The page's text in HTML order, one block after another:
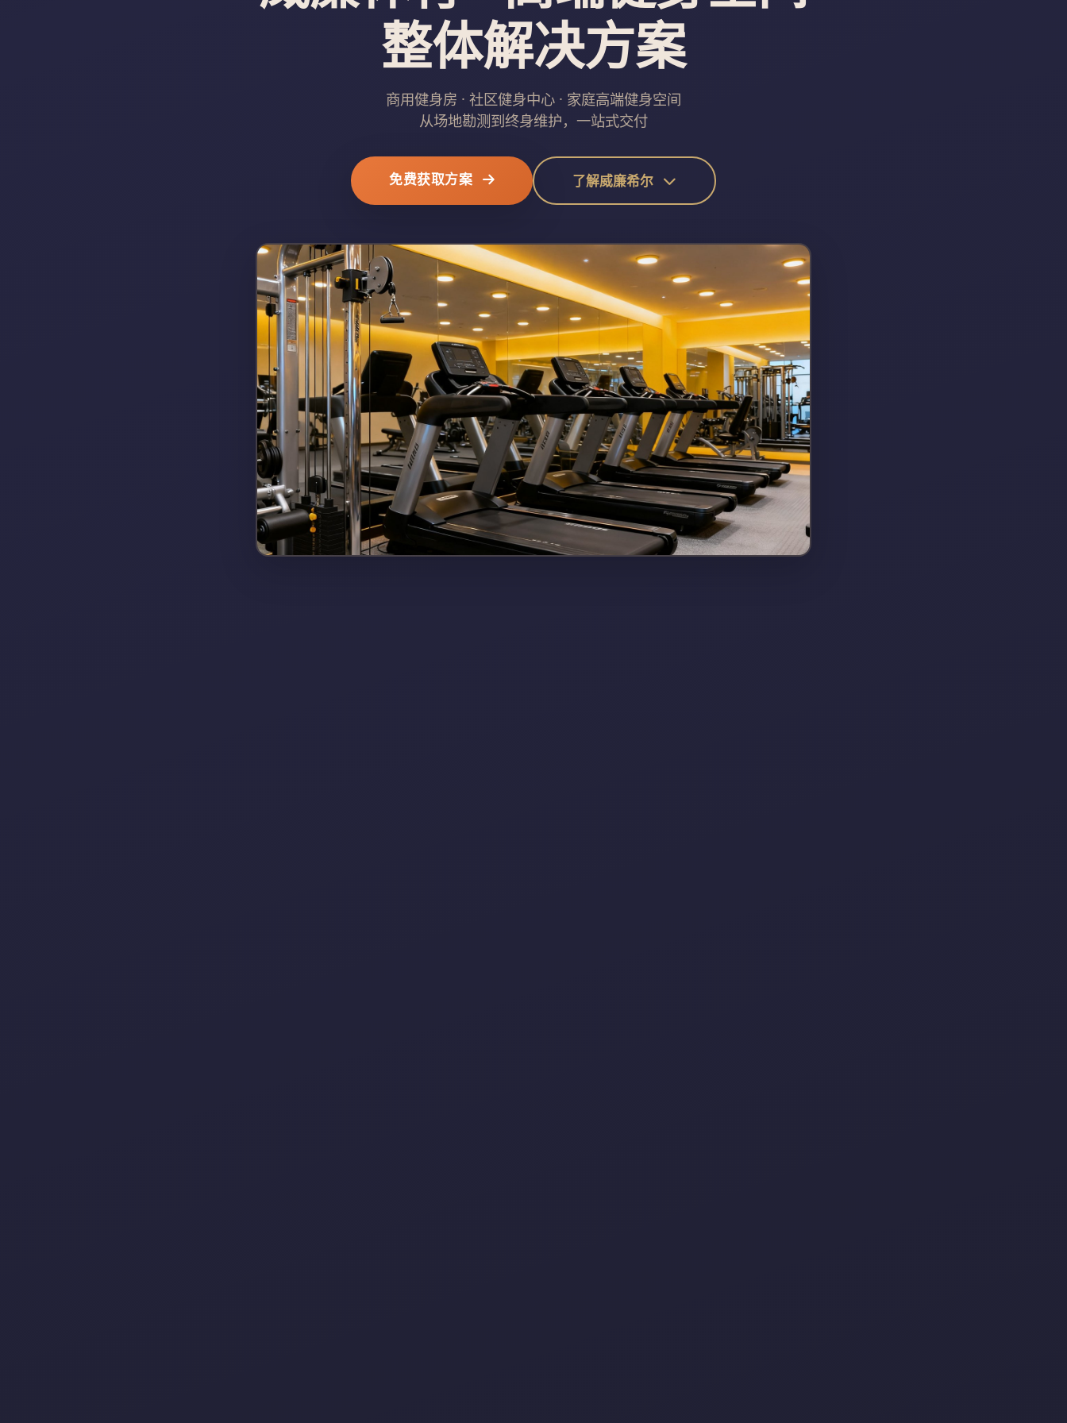
整体解决方案
商用健身房 · 社区健身中心 · 家庭高端健身空间
从场地勘测到终身维护，一站式交付
免费获取方案 了解威廉希尔